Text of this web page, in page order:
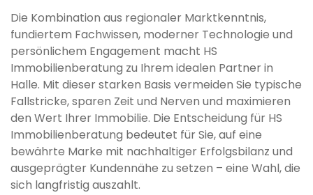
Die Kombination aus regionaler Marktkenntnis,
fundiertem Fachwissen, moderner Technologie und
persönlichem Engagement macht HS
Immobilienberatung zu Ihrem idealen Partner in
Halle. Mit dieser starken Basis vermeiden Sie typische
Fallstricke, sparen Zeit und Nerven und maximieren
den Wert Ihrer Immobilie. Die Entscheidung für HS
Immobilienberatung bedeutet für Sie, auf eine
bewährte Marke mit nachhaltiger Erfolgsbilanz und
ausgeprägter Kundennähe zu setzen – eine Wahl, die
sich langfristig auszahlt.